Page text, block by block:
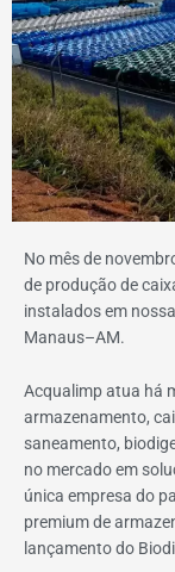
No mês de
de produção de
instalados em
Manaus–AM.
Acqualimp atua há
armazenamento,
saneamento,
no mercado em
única empresa do
premium de
lançamento do